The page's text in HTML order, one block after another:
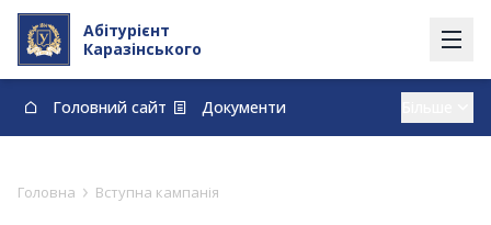
Абітурієнт
Каразінського
Головний сайт
Документи
Вступ із тимчасово окупованих території
Договори про навчання та оплату навчання
Головна › Вступна кампанія